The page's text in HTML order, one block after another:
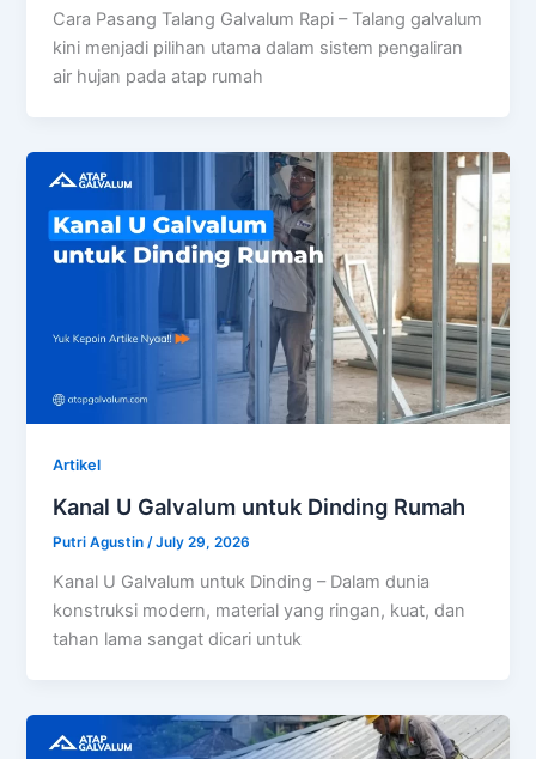
Cara Pasang Talang Galvalum Rapi – Talang galvalum
kini menjadi pilihan utama dalam sistem pengaliran
air hujan pada atap rumah
Artikel
Kanal U Galvalum untuk Dinding Rumah
Putri Agustin/July 29, 2026
Kanal U Galvalum untuk Dinding – Dalam dunia
konstruksi modern, material yang ringan, kuat, dan
tahan lama sangat dicari untuk